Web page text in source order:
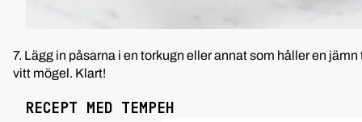
7. Lägg in påsarna i en torkugn eller annat som håller en
vitt mögel. Klart!
RECEPT MED TEMPEH